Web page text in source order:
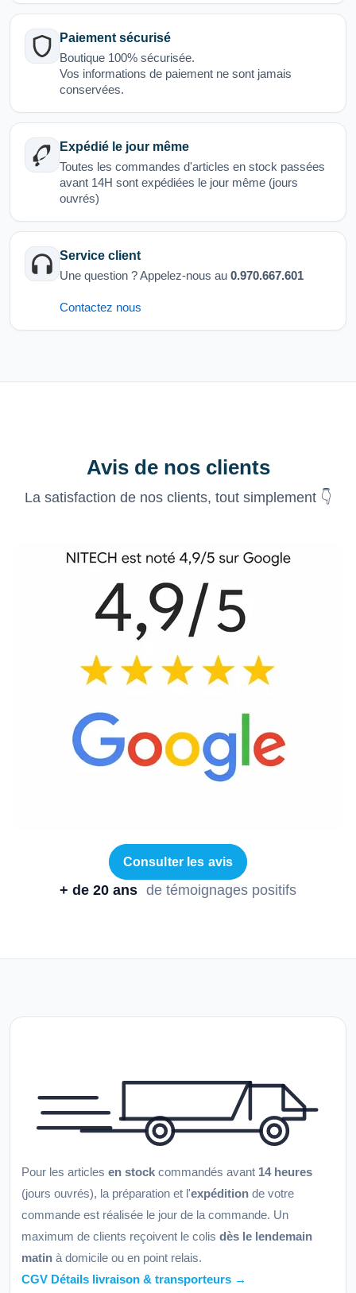
Paiement sécurisé
Boutique 100% sécurisée.
Vos informations de paiement ne sont jamais
conservées.
Expédié le jour même
Toutes les commandes d'articles en stock passées
avant 14H sont expédiées le jour même (jours
ouvrés)
Service client
Une question ? Appelez-nous au 0.970.667.601
Contactez nous
Avis de nos clients
La satisfaction de nos clients, tout simplement 👇
Consulter les avis
+ de 20 ans de témoignages positifs
Pour les articles en stock commandés avant 14 heures
(jours ouvrés), la préparation et l'expédition de votre
commande est réalisée le jour de la commande. Un
maximum de clients reçoivent le colis dès le lendemain
matin à domicile ou en point relais.
CGV Détails livraison & transporteurs →